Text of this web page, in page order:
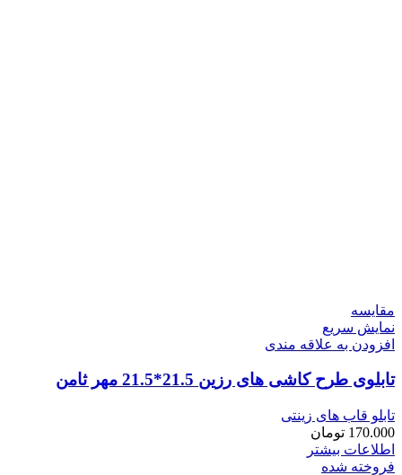
مقايسه
نمایش سریع
افزودن به علاقه مندی
تابلوی طرح کاشی های رزین 21.5*21.5 مهر ثامن
تابلو قاب های زینتی
170.000 تومان
اطلاعات بیشتر
فروخته شده